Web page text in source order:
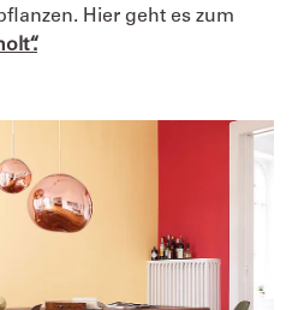
Hier geht es zum